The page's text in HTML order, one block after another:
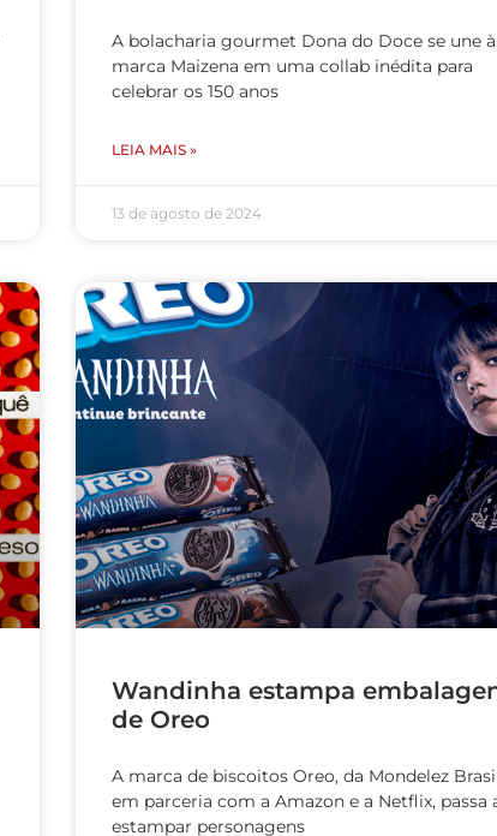
A bolacharia gourmet Dona do Doce se une à
marca Maizena em uma collab inédita para
celebrar os 150 anos
LEIA MAIS »
13 de agosto de 2024
Wandinha estampa
de Oreo
A marca de biscoitos Oreo, da Mondelez
em parceria com a Amazon e a Netflix, passa
estampar personagens